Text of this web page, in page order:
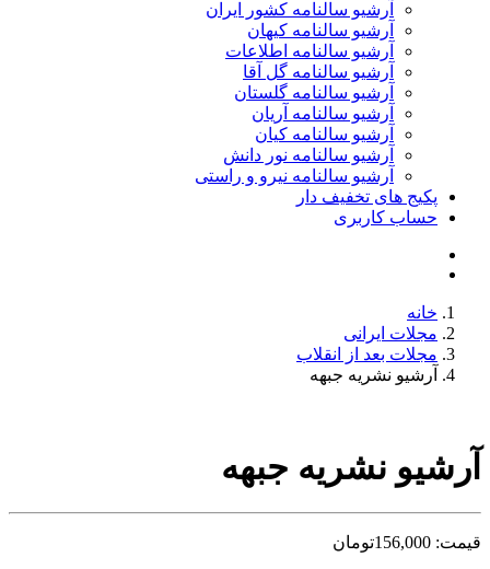
آرشیو سالنامه کشور ایران
آرشیو سالنامه کیهان
آرشیو سالنامه اطلاعات
آرشیو سالنامه گل آقا
آرشیو سالنامه گلستان
آرشیو سالنامه آریان
آرشیو سالنامه کیان
آرشیو سالنامه نور دانش
آرشیو سالنامه نیرو و راستی
پکیج های تخفیف دار
حساب کاربری
خانه
مجلات ایرانی
مجلات بعد از انقلاب
آرشیو نشریه جبهه
آرشیو نشریه جبهه
قیمت: 156,000تومان